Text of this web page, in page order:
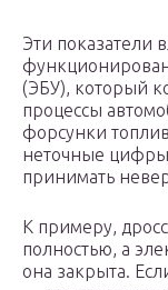
Эти показатели
(ЭБУ), который
процессы
форсунки
неточные
принимать
К примеру,
полностью, а
она закрыта.